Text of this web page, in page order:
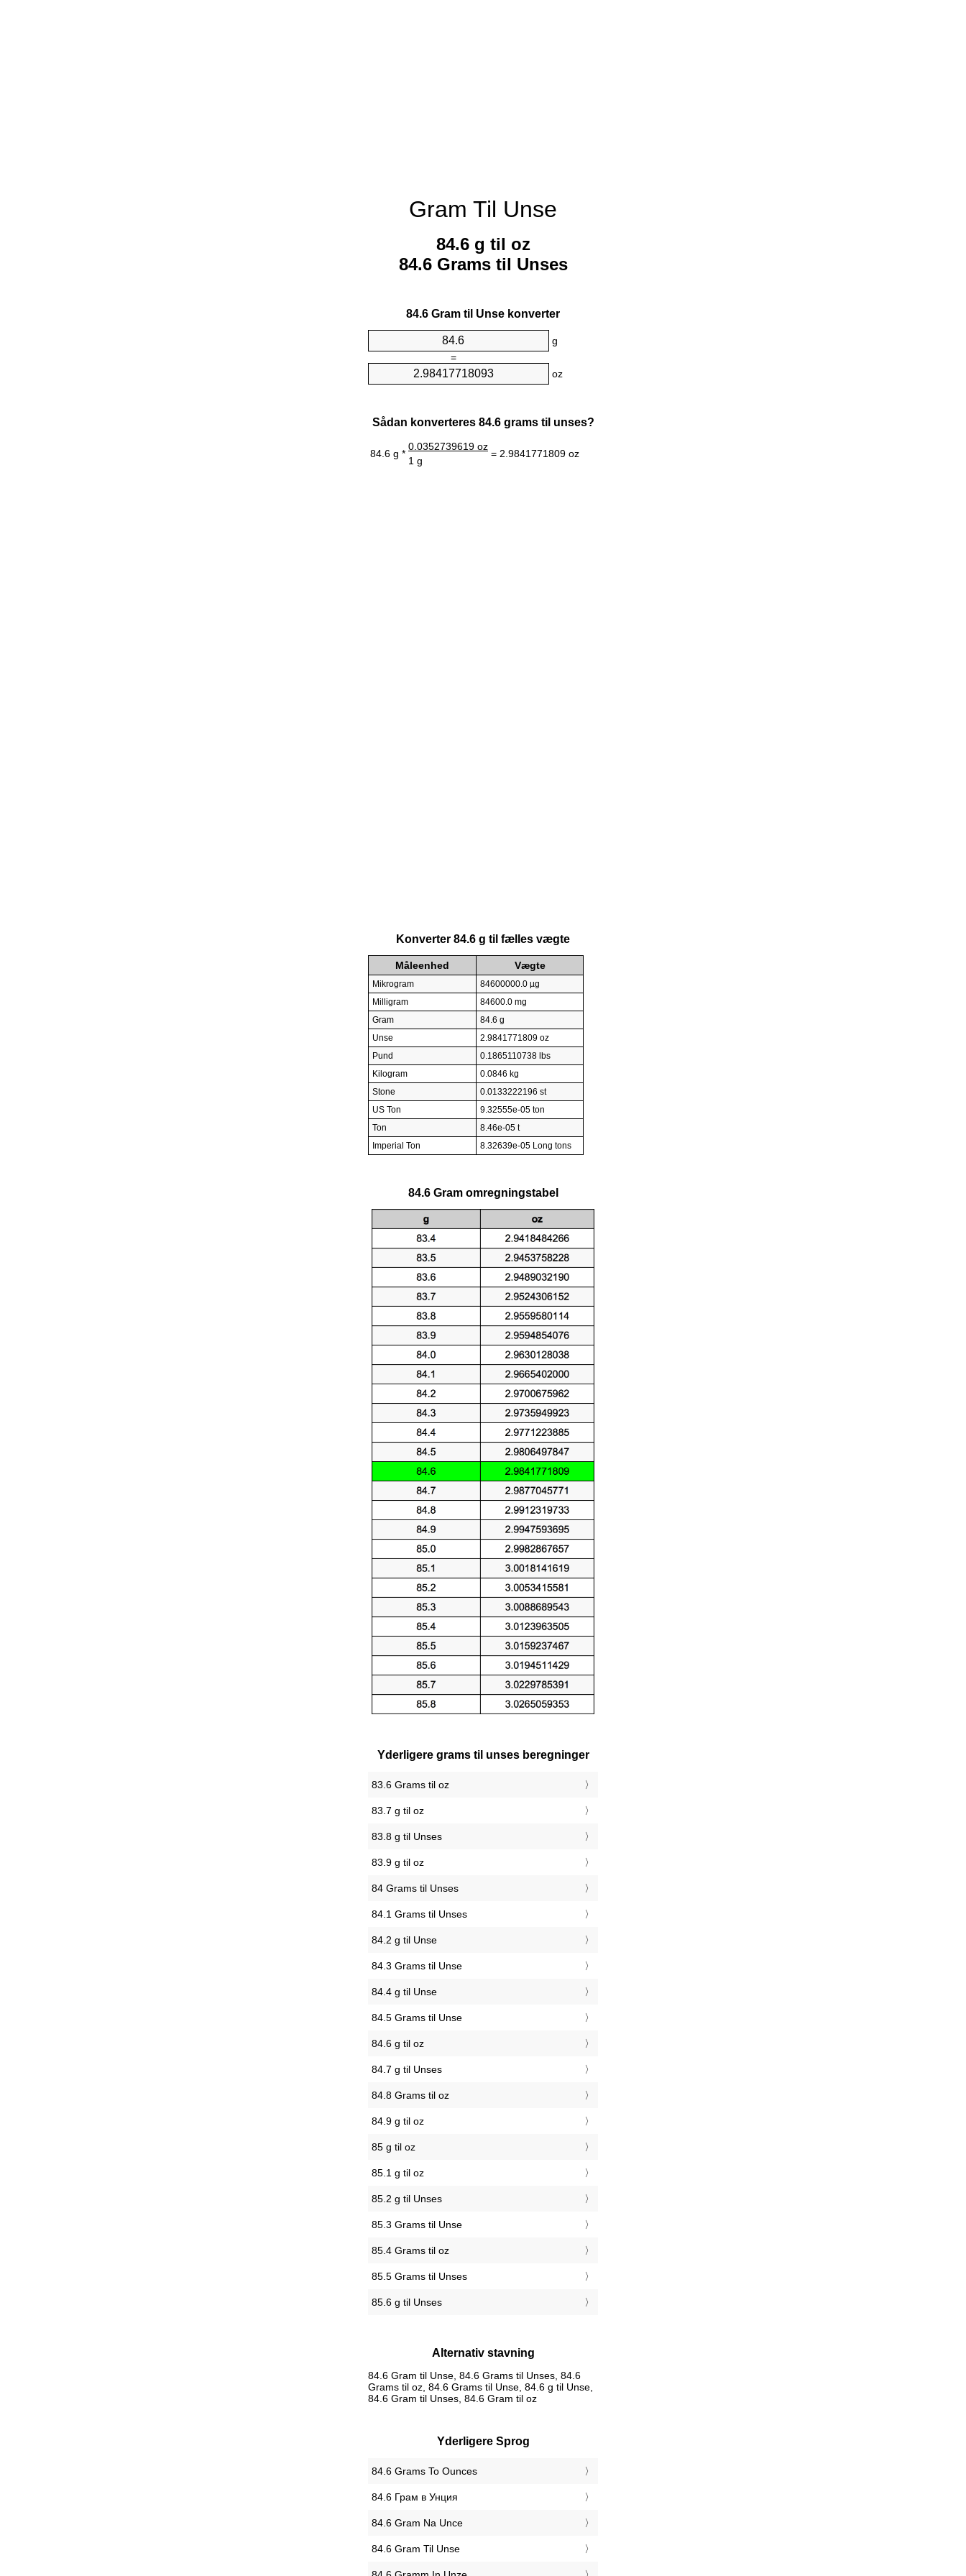
Gram Til Unse
84.6 g til oz
84.6 Grams til Unses
84.6 Gram til Unse konverter
g
=
oz
Sådan konverteres 84.6 grams til unses?
84.6 g *
0.0352739619 oz
= 2.9841771809 oz
1 g
Konverter 84.6 g til fælles vægte
Måleenhed Vægte
Mikrogram
84600000.0 µg
Milligram
84600.0 mg
Gram
84.6 g
Unse
2.9841771809 oz
Pund
0.1865110738 lbs
Kilogram
0.0846 kg
Stone
0.0133222196 st
US Ton
9.32555e-05 ton
Ton
8.46e-05 t
Imperial Ton
8.32639e-05 Long tons
84.6 Gram omregningstabel
Yderligere grams til unses beregninger
83.6 Grams til oz
83.7 g til oz
83.8 g til Unses
83.9 g til oz
84 Grams til Unses
84.1 Grams til Unses
84.2 g til Unse
84.3 Grams til Unse
84.4 g til Unse
84.5 Grams til Unse
84.6 g til oz
84.7 g til Unses
84.8 Grams til oz
84.9 g til oz
85 g til oz
85.1 g til oz
85.2 g til Unses
85.3 Grams til Unse
85.4 Grams til oz
85.5 Grams til Unses
85.6 g til Unses
Alternativ stavning
84.6 Gram til Unse, 84.6 Grams til Unses, 84.6
Grams til oz, 84.6 Grams til Unse, 84.6 g til Unse,
84.6 Gram til Unses, 84.6 Gram til oz
Yderligere Sprog
‎84.6 Grams To Ounces
‎84.6 Грам в Унция
‎84.6 Gram Na Unce
‎84.6 Gram Til Unse